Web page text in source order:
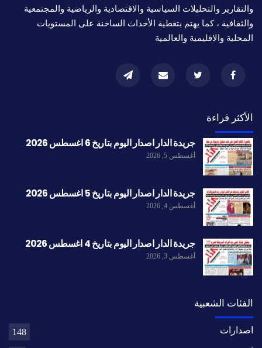
والتقارير والتحليلات السياسية والاقتصادية والرياضية والمجتمعية
والثقافية ، كما يهتم بتغطية الأحداث الساخنة على المستويات
المحلية والاقليمية والعالمية
الأكثر قراءة
جريدة الدار اصدار اليوم بتاريخ 6 اغسطس 2026
أغسطس 5, 2026
جريدة الدار اصدار اليوم بتاريخ 5 اغسطس 2026
أغسطس 4, 2026
جريدة الدار اصدار اليوم بتاريخ 4 اغسطس 2026
أغسطس 3, 2026
الفئات الشعبية
اصدارات 148